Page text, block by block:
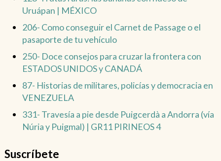
Uruápan | MÉXICO
206- Como conseguir el Carnet de Passage o el
pasaporte de tu vehículo
250- Doce consejos para cruzar la frontera con
ESTADOS UNIDOS y CANADÁ
87- Historias de militares, policías y democracia en
VENEZUELA
331- Travesía a pie desde Puigcerdà a Andorra (vía
Núria y Puigmal) | GR11 PIRINEOS 4
Suscríbete